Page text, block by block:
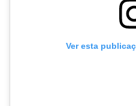
Ver esta